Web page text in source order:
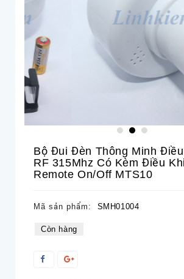
Bộ Đui Đèn Thông Minh
RF 315Mhz Có Kèm Điều
Remote On/off MTS10
Mã sản phẩm: SMH01004
Còn hàng